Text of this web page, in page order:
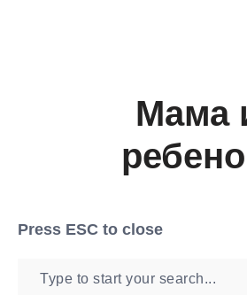
Мама
Press ESC to close